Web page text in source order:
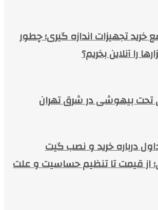
خرید تجهیزات اندازه گیری؛ چطور
را آنلاین بخریم؟
تحت بیهوشی در شرق تهران
درباره خرید و نصب گیت
از قیمت تا تنظیم حساسیت و علت